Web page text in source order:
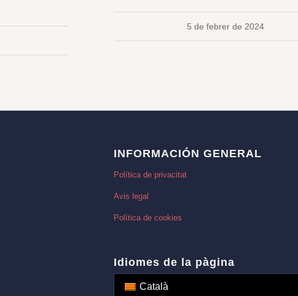
5 de febrer de 2024
INFORMACIÓN GENERAL
Política de privacitat
Avis legal
Política de cookies
Idiomes de la pàgina
Català